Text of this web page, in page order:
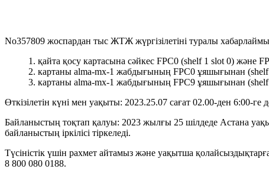
No357809 жоспардан тыс ЖТЖ жүргізілетіні туралы
қайта қосу картасына сәйкес FPC0 (shelf 1 slot 0) және
картаны alma-mx-1 жабдығының FPC0 ұяшығынан
картаны alma-mx-1 жабдығының FPC9 ұяшығынан
Өткізілетін күні мен уақыты: 2023.25.07 сағат 02.00-ден 6:00-ге
Байланыстың тоқтап қалуы: 2023 жылғы 25 шілдеде Астана
байланыстың іркілісі тіркеледі.
Түсіністік үшін рахмет айтамыз және уақытша
8 800 080 0188.